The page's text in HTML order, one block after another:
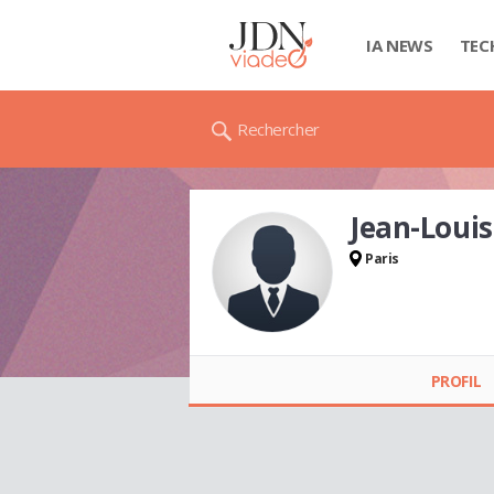
IA NEWS
Rechercher
Jean-
Paris
PROFIL